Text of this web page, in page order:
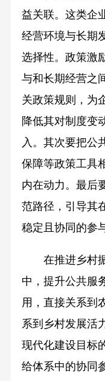
益关联。这类企
经营环境与长期
选择性。政策激
与和长期经营之
关政策规则，为
降低其对制度变
入。其次要把公
保障等政策工具
内在动力。最后
范路径，引导其
稳定且协同的参
在推进乡村振
中，提升公共服
用，直接关系到
系到乡村发展活
现代化建设目标
给体系中的协同